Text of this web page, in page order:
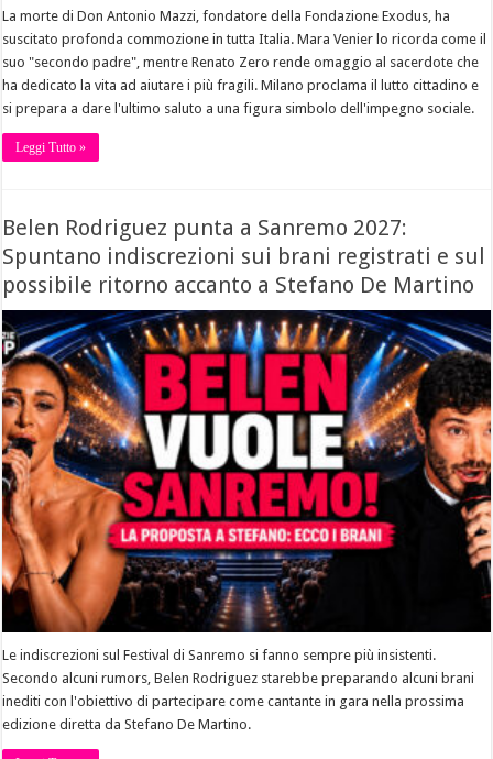
La morte di Don Antonio Mazzi, fondatore della Fondazione Exodus, ha
suscitato profonda commozione in tutta Italia. Mara Venier lo ricorda come il
suo "secondo padre", mentre Renato Zero rende omaggio al sacerdote che
ha dedicato la vita ad aiutare i più fragili. Milano proclama il lutto cittadino e
si prepara a dare l'ultimo saluto a una figura simbolo dell'impegno sociale.
Leggi Tutto »
Belen Rodriguez punta a Sanremo 2027:
Spuntano indiscrezioni sui brani registrati e sul
possibile ritorno accanto a Stefano De Martino
Le indiscrezioni sul Festival di Sanremo si fanno sempre più insistenti.
Secondo alcuni rumors, Belen Rodriguez starebbe preparando alcuni brani
inediti con l'obiettivo di partecipare come cantante in gara nella prossima
edizione diretta da Stefano De Martino.